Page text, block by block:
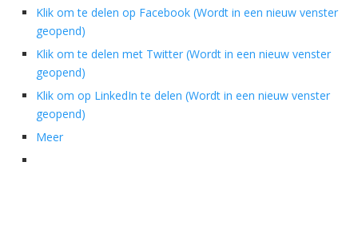
Klik om te delen op Facebook (Wordt in een nieuw venster
geopend)
Klik om te delen met Twitter (Wordt in een nieuw venster
geopend)
Klik om op LinkedIn te delen (Wordt in een nieuw venster
geopend)
Meer